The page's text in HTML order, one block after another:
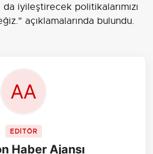
da iyileştirecek politikalarımızı
açıklamalarında bulundu.
EDİTÖR
Haber Ajansı